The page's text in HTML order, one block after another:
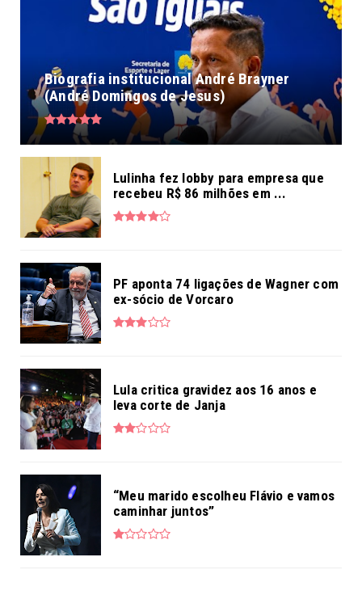
Biografia institucional André Brayner
(André Domingos de Jesus)
Lulinha fez lobby para empresa que
recebeu R$ 86 milhões em ...
PF aponta 74 ligações de Wagner com
ex-sócio de Vorcaro
Lula critica gravidez aos 16 anos e
leva corte de Janja
“Meu marido escolheu Flávio e vamos
caminhar juntos”